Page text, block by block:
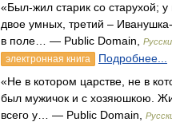
«Был-жил старик со старухой;
двое умных, третий –
в поле… — Public Domain,
электронная книга Подробнее...
«Не в котором царстве, не в
был мужичок и с хозяюшкою.
всего у… — Public Domain,